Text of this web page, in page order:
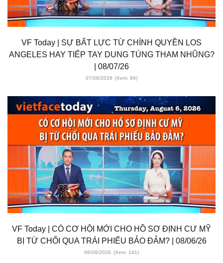
VF Today | SỰ BẤT LỰC TỪ CHÍNH QUYỀN LOS
ANGELES HAY TIẾP TAY DUNG TÚNG THAM NHŨNG?
| 08/07/26
07/08/2026 (Xem: 94)
VF Today | CÓ CƠ HỘI MỚI CHO HỒ SƠ ĐỊNH CƯ MỸ
BỊ TỪ CHỐI QUA TRÁI PHIẾU BẢO ĐẢM? | 08/06/26
06/08/2026 (Xem: 141)